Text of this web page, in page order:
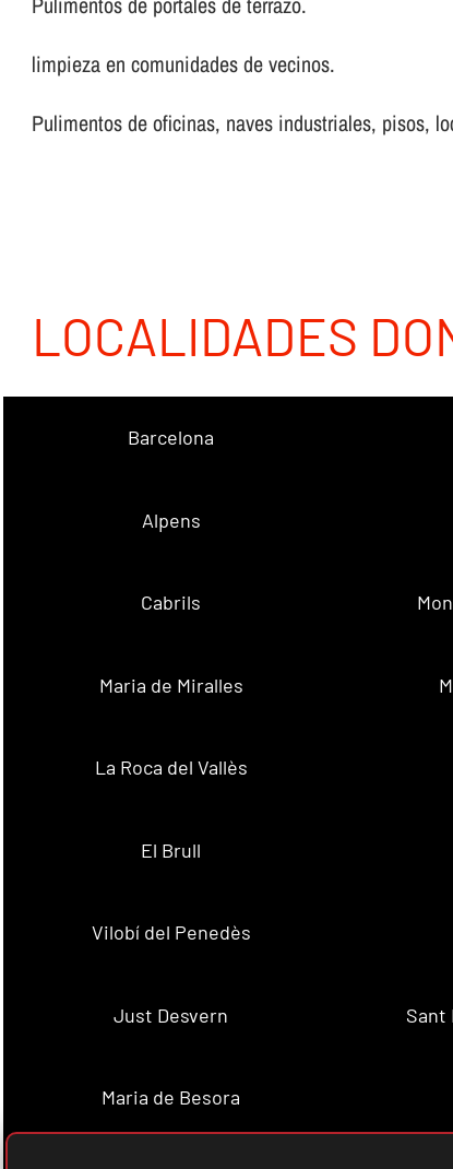
limpieza en comunidades de vecinos.
Pulimentos de oficinas, naves industriales, pisos,
LOCALIDADES
Barcelona
Alpens
Cabrils
Maria de Miralles
La Roca del Vallès
El Brull
Vilobí del Penedès
Just Desvern Sant
Maria de Besora